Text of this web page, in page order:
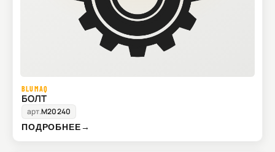
BLUMAQ
БОЛТ
арт.M20240
ПОДРОБНЕЕ→